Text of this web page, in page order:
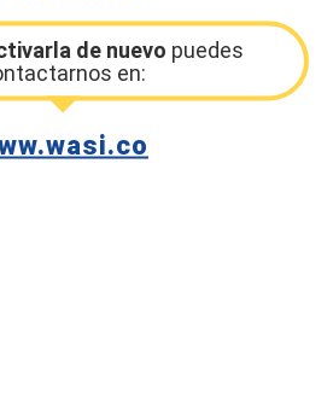
de nuevo puedes
en: